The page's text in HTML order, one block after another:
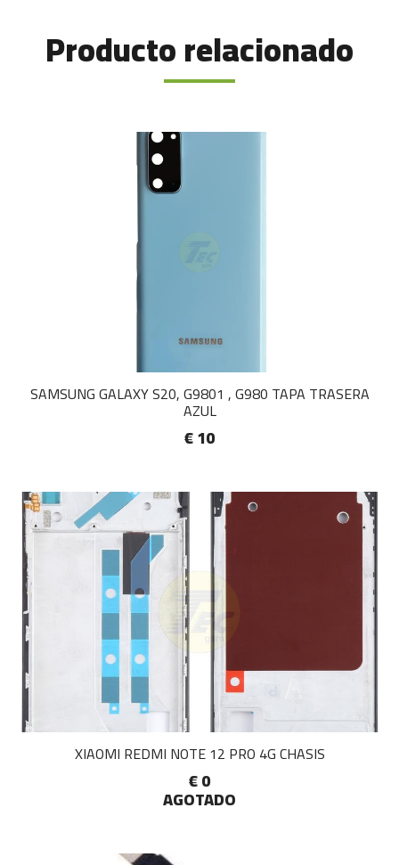
Producto relacionado
SAMSUNG GALAXY S20, G9801 , G980 TAPA TRASERA
AZUL
€ 10
XIAOMI REDMI NOTE 12 PRO 4G CHASIS
€ 0
AGOTADO